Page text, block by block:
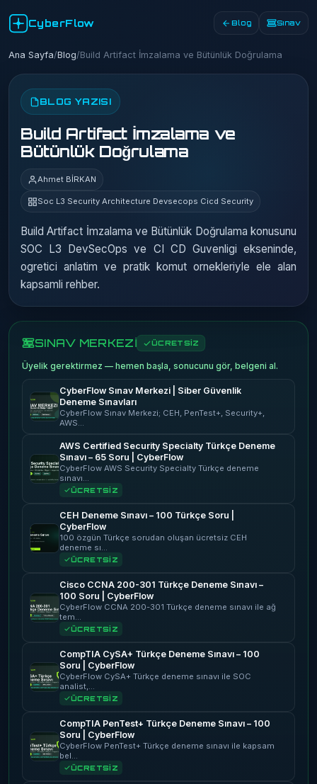
CyberFlow Blog Sınav
Ana Sayfa/Blog/Build Artifact İmzalama ve Bütünlük Doğrulama
BLOG YAZISI
Build Artifact İmzalama ve
Bütünlük Doğrulama
Ahmet BİRKAN
Soc L3 Security Architecture Devsecops Cicd Security
Build Artifact İmzalama ve Bütünlük Doğrulama konusunu
SOC L3 DevSecOps ve CI CD Guvenligi ekseninde,
ogretici anlatim ve pratik komut ornekleriyle ele alan
kapsamli rehber.
SINAV MERKEZİ ÜCRETSİZ
Üyelik gerektirmez — hemen başla, sonucunu gör, belgeni al.
CyberFlow Sınav Merkezi | Siber Güvenlik
Deneme Sınavları
CyberFlow Sınav Merkezi; CEH, PenTest+, Security+,
AWS…
AWS Certified Security Specialty Türkçe Deneme
Sınavı – 65 Soru | CyberFlow
CyberFlow AWS Security Specialty Türkçe deneme
sınavı…
ÜCRETSİZ
CEH Deneme Sınavı – 100 Türkçe Soru |
CyberFlow
100 özgün Türkçe sorudan oluşan ücretsiz CEH
deneme sı…
ÜCRETSİZ
Cisco CCNA 200-301 Türkçe Deneme Sınavı –
100 Soru | CyberFlow
CyberFlow CCNA 200-301 Türkçe deneme sınavı ile ağ
tem…
ÜCRETSİZ
CompTIA CySA+ Türkçe Deneme Sınavı – 100
Soru | CyberFlow
CyberFlow CySA+ Türkçe deneme sınavı ile SOC
analist,…
ÜCRETSİZ
CompTIA PenTest+ Türkçe Deneme Sınavı – 100
Soru | CyberFlow
CyberFlow PenTest+ Türkçe deneme sınavı ile kapsam
bel…
ÜCRETSİZ